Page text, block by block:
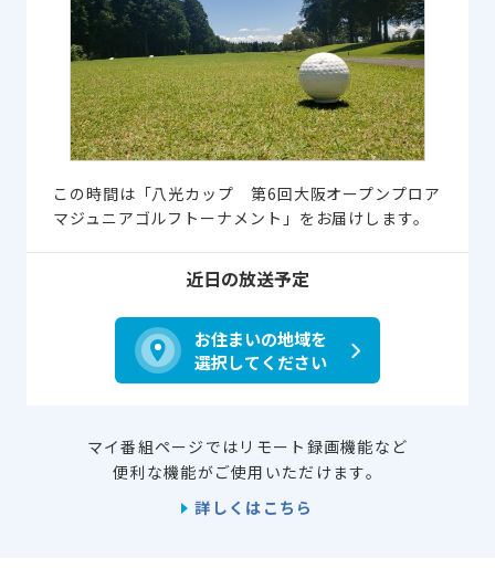
この時間は「八光カップ 第6回大阪オープンプロア
マジュニアゴルフトーナメント」をお届けします。
近日の放送予定
お住まいの地域を
選択してください
マイ番組ページではリモート録画機能など
便利な機能がご使用いただけます。
詳しくはこちら